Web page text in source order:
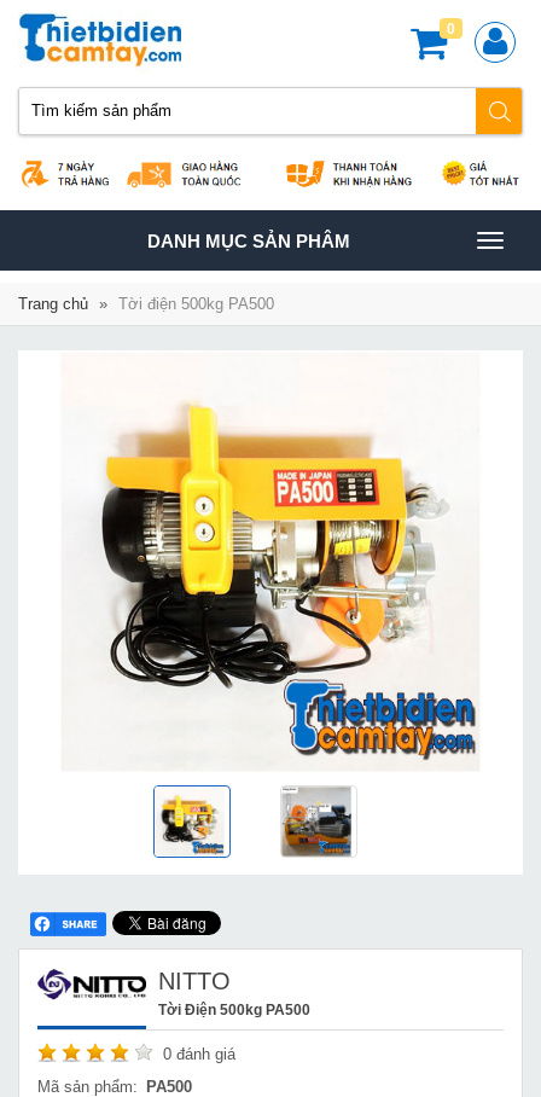
0
TOGGLE
NAVIGATION
DANH MỤC SẢN PHÂM
Trang chủ » Tời điện 500kg PA500
NITTO
Tời Điện 500kg PA500
0 đánh giá
Mã sản phẩm:
PA500